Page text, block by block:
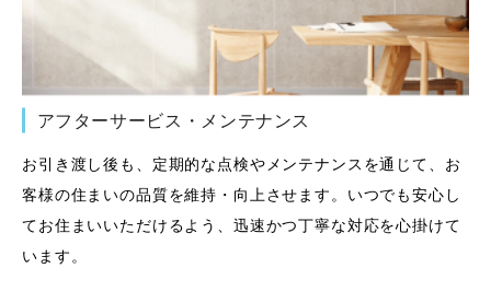
アフターサービス・メンテナンス
お引き渡し後も、定期的な点検やメンテナンスを通じて、お
客様の住まいの品質を維持・向上させます。いつでも安心し
てお住まいいただけるよう、迅速かつ丁寧な対応を心掛けて
います。